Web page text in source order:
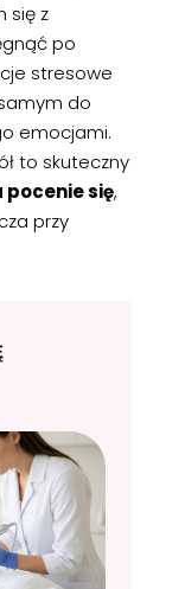
się z
po
stresowe
do
emocjami.
to skuteczny
pocenie się,
przy